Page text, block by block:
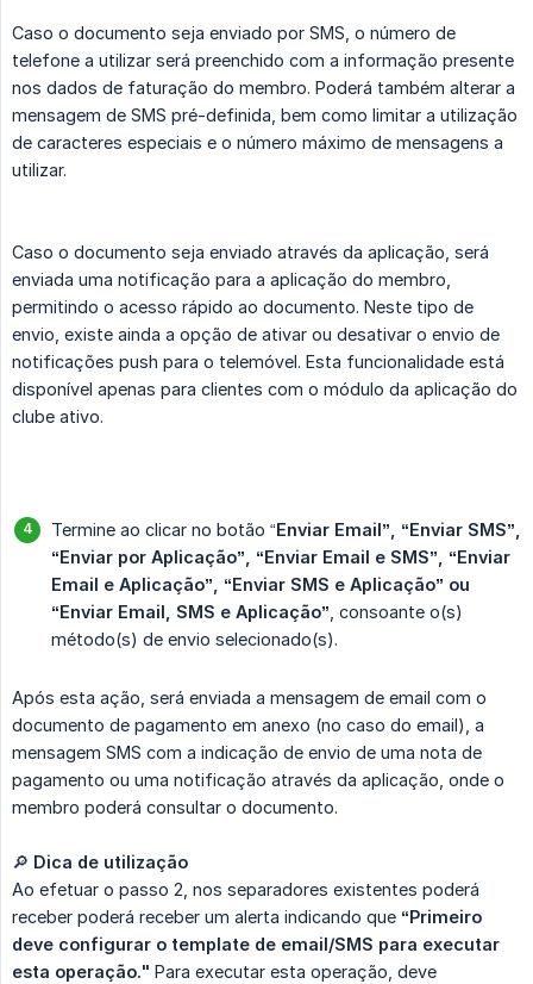
Caso o documento seja enviado por SMS, o número de
telefone a utilizar será preenchido com a informação presente
nos dados de faturação do membro. Poderá também alterar a
mensagem de SMS pré-definida, bem como limitar a utilização
de caracteres especiais e o número máximo de mensagens a
utilizar.
Caso o documento seja enviado através da aplicação, será
enviada uma notificação para a aplicação do membro,
permitindo o acesso rápido ao documento. Neste tipo de
envio, existe ainda a opção de ativar ou desativar o envio de
notificações push para o telemóvel. Esta funcionalidade está
disponível apenas para clientes com o módulo da aplicação do
clube ativo.
Termine ao clicar no botão “Enviar Email”, “Enviar SMS”,
“Enviar por Aplicação”, “Enviar Email e SMS”, “Enviar
Email e Aplicação”, “Enviar SMS e Aplicação” ou
“Enviar Email, SMS e Aplicação” , consoante o(s)
método(s) de envio selecionado(s).
Após esta ação, será enviada a mensagem de email com o
documento de pagamento em anexo (no caso do email), a
mensagem SMS com a indicação de envio de uma nota de
pagamento ou uma notificação através da aplicação, onde o
membro poderá consultar o documento.
🔎 Dica de utilização
Ao efetuar o passo 2, nos separadores existentes poderá
receber poderá receber um alerta indicando que “Primeiro
deve configurar o template de email/SMS para executar
esta operação." Para executar esta operação, deve